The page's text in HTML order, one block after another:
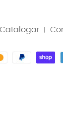
Catalogar |